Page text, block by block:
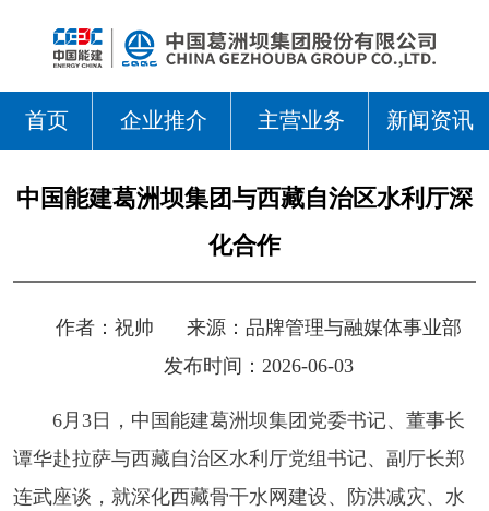
首页 企业推介 主营业务 新闻资讯
中国能建葛洲坝集团与西藏自治区水利厅深
化合作
作者： 祝帅 来源： 品牌管理与融媒体事业部
发布时间：2026-06-03
6月3日，中国能建葛洲坝集团党委书记、董事长
谭华赴拉萨与西藏自治区水利厅党组书记、副厅长郑
连武座谈，就深化西藏骨干水网建设、防洪减灾、水